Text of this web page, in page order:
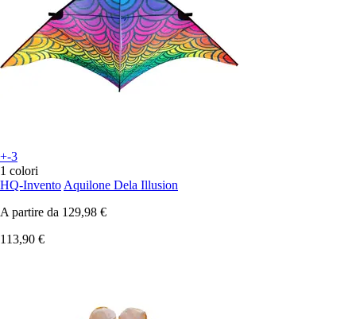
+-3
1 colori
HQ-Invento Aquilone Dela Illusion
A partire da 129,98 €
113,90 €